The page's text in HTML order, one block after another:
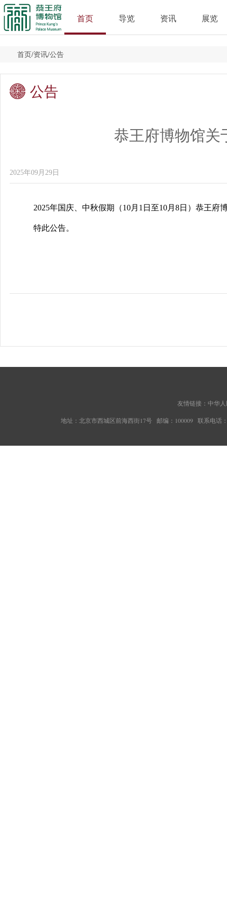
首页 导览 资讯 展览
首页/资讯/公告
公告
恭王府博物馆关
2025年09月29日
2025年国庆、中秋假期（10月1日至10月8日）恭王府
特此公告。
友情链接： 中华
地址：北京市西城区前海西街17号 邮编：100009 联系电话